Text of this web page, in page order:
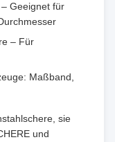
Geeignet für
– Für
Maßband,
sie
und